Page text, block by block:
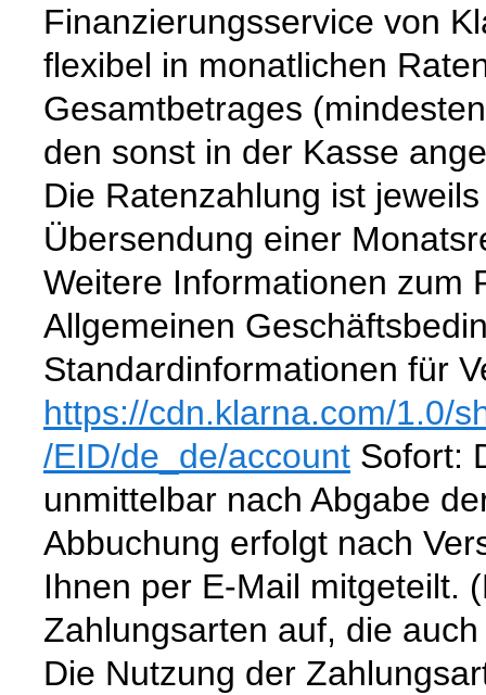
Finanzierungsservice von
flexibel in monatlichen
Gesamtbetrages
den sonst in der Kasse
Die Ratenzahlung ist
Übersendung einer
Weitere Informationen zum
Allgemeinen
Standardinformationen für
https://cdn.klarna.com/1.0/
/EID/de_de/account Sofort:
unmittelbar nach Abgabe
Abbuchung erfolgt nach
Ihnen per E-Mail mitgeteilt.
Zahlungsarten auf, die
Die Nutzung der